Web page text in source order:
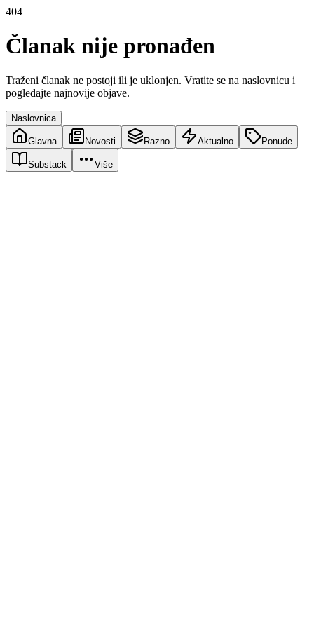
404
Članak nije pronađen
Traženi članak ne postoji ili je uklonjen. Vratite se na naslovnicu i
pogledajte najnovije objave.
Naslovnica
Glavna Novosti Razno Aktualno Ponude
Substack Više